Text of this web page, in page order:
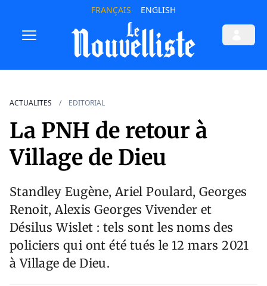
FRANÇAIS ENGLISH
ACTUALITES EDITORIAL
La PNH de retour à
Village de Dieu
Standley Eugène, Ariel Poulard, Georges
Renoit, Alexis Georges Vivender et
Désilus Wislet : tels sont les noms des
policiers qui ont été tués le 12 mars 2021
à Village de Dieu.